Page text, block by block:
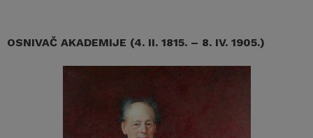
OSNIVAČ AKADEMIJE (4. II. 1815. – 8. IV. 1905.)